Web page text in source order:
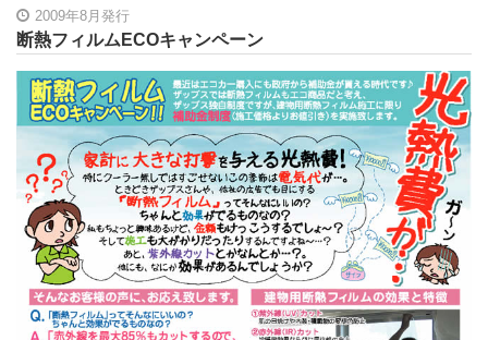
2009年8月発行
断熱フィルムECOキャンペーン